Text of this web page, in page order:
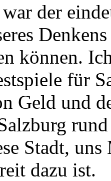
der
können.
für
Geld und
Stadt,
dazu ist.